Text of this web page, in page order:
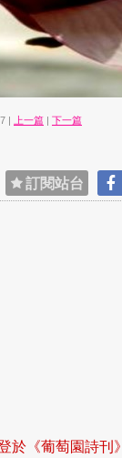
| 上一篇 | 下一篇
訂閱站台
於《葡萄園詩刊》